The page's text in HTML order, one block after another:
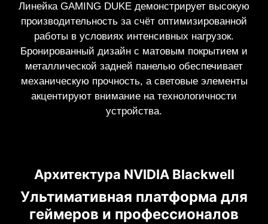
Линейка GAMING DUKE демонстрирует высокую
производительность за счёт оптимизированной
работы в условиях интенсивных нагрузок.
Бронированный дизайн с матовым покрытием и
металлической задней панелью обеспечивает
механическую прочность, а световые элементы
акцентируют внимание на технологичности
устройства.
Архитектура NVIDIA Blackwell
Ультимативная платформа для
геймеров и профессионалов